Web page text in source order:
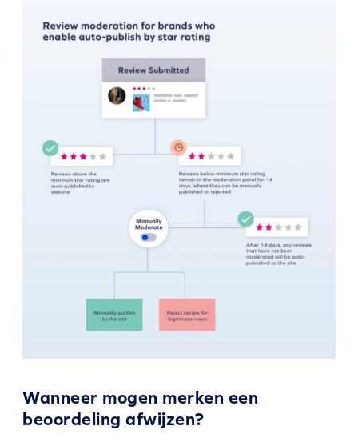
Wanneer mogen merken een
beoordeling afwijzen?